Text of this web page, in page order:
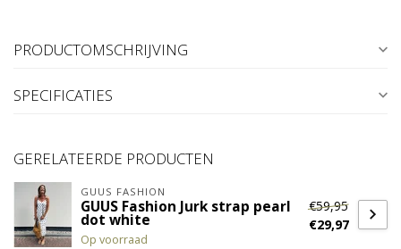
PRODUCTOMSCHRIJVING
SPECIFICATIES
GERELATEERDE PRODUCTEN
GUUS FASHION
GUUS Fashion Jurk strap pearl
dot white
Op voorraad
€59,95
€29,97